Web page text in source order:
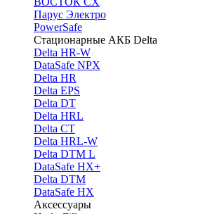
Парус Электро
PowerSafe
Стационарные АКБ Delta
Delta HR-W
DataSafe NPX
Delta HR
Delta EPS
Delta DT
Delta HRL
Delta CT
Delta HRL-W
Delta DTM L
DataSafe HX+
Delta DTM
DataSafe HX
Аксессуары